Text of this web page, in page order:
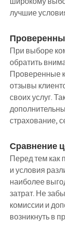
лучшие
При выборе
обратить
Проверенные
отзывы
своих услуг.
страхование,
Сравнение
Перед тем как
и условия
наиболее
затрат. Не
комиссии и
возникнуть в